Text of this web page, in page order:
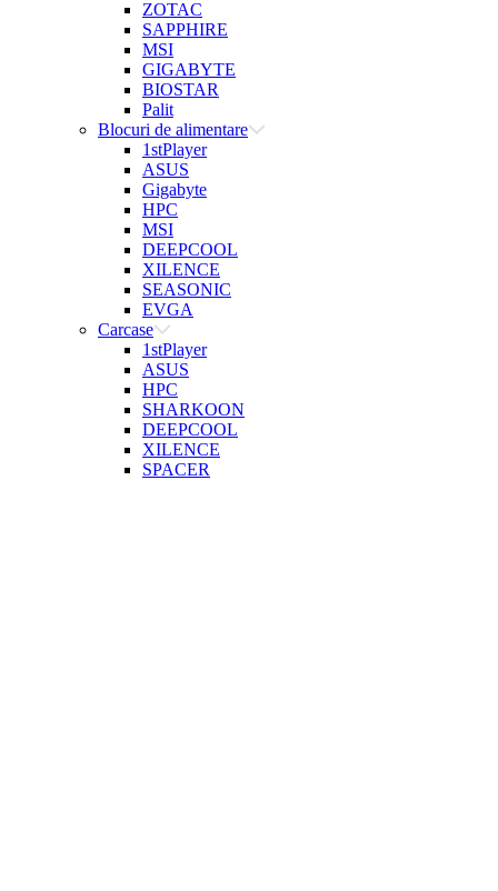
ZOTAC
SAPPHIRE
MSI
GIGABYTE
BIOSTAR
Palit
Blocuri de alimentare
1stPlayer
ASUS
Gigabyte
HPC
MSI
DEEPCOOL
XILENCE
SEASONIC
EVGA
Carcase
1stPlayer
ASUS
HPC
SHARKOON
DEEPCOOL
XILENCE
SPACER